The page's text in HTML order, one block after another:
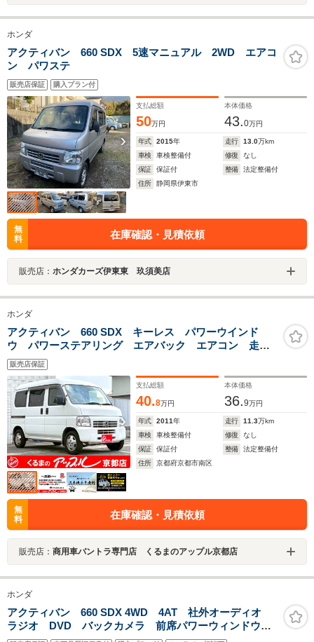
ホンダ
アクティバン 660 SDX 5速マニュアル 2WD エアコ
ン パワステ
販売店保証 購入プラン付
支払総額
50万円
本体価格
43.0万円
年式 2015年 走行 13.0万km
車検
車検整備付 修復
なし
保証
保証付 整備
法定整備付
住所
静岡県伊東市
無
料
在庫確認・見積依頼
販売店： ホンダカーズ伊東東 玖須美店
ホンダ
アクティバン 660 SDX キーレス パワーウインド
ウ パワーステアリング エアバック エアコン 走行
距離112400km 軽バン 軽箱 ハイルーフ 積載量
350kg 乗車定員4名
販売店保証
支払総額
40.8万円
本体価格
36.9万円
年式 2011年 走行 11.3万km
車検
車検整備付 修復
なし
保証
保証付 整備
法定整備付
住所
京都府京都市南区
無
料
在庫確認・見積依頼
販売店： 商用車バントラ専門店 くるまのアップル京都店
ホンダ
アクティバン 660 SDX 4WD 4AT 社外オーディオ
ラジオ DVD バックカメラ 前席パワーウィンドウ
純正キーレス